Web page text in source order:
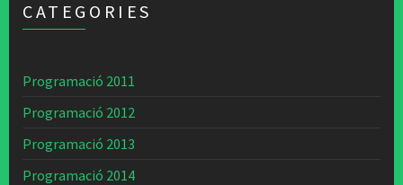
CATEGORIES
Programació 2011
Programació 2012
Programació 2013
Programació 2014